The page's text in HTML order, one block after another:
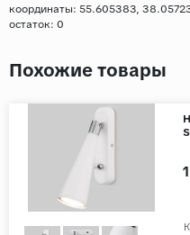
координаты: 55.605383,
остаток: 0
Похожие товары